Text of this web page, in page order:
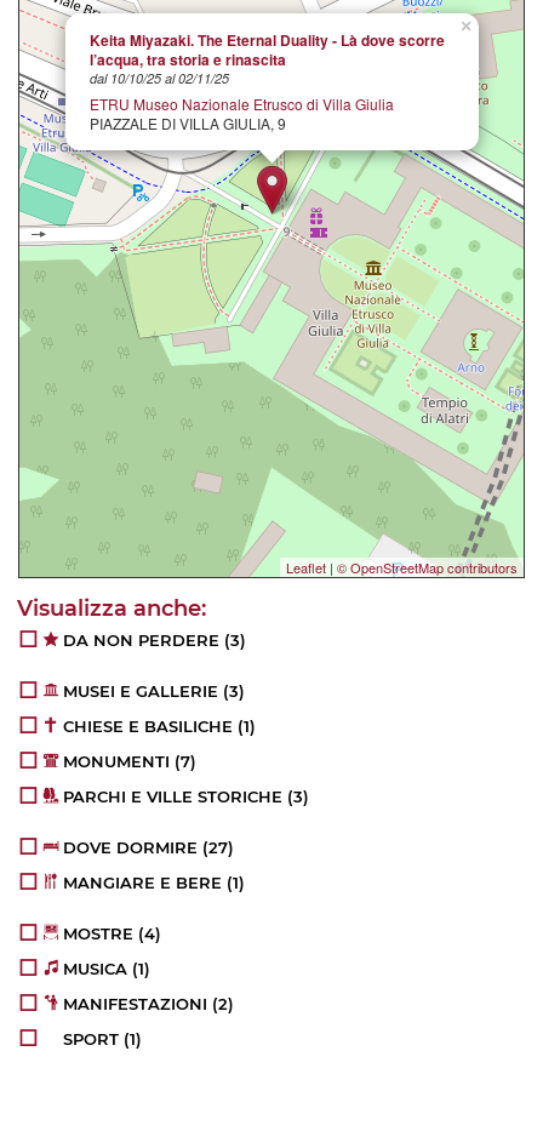
×
Keita Miyazaki. The Eternal Duality - Là dove scorre
l’acqua, tra storia e rinascita
dal 10/10/25 al 02/11/25
ETRU Museo Nazionale Etrusco di Villa Giulia
PIAZZALE DI VILLA GIULIA, 9
Leaflet | © OpenStreetMap contributors
DA NON PERDERE (3)
MUSEI E GALLERIE (3)
CHIESE E BASILICHE (1)
MONUMENTI (7)
PARCHI E VILLE STORICHE (3)
DOVE DORMIRE (27)
MANGIARE E BERE (1)
MOSTRE (4)
MUSICA (1)
MANIFESTAZIONI (2)
SPORT (1)